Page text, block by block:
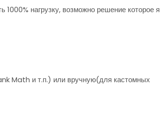
1000% нагрузку, возможно решение которое я
Math и т.п.) или вручную(для кастомных